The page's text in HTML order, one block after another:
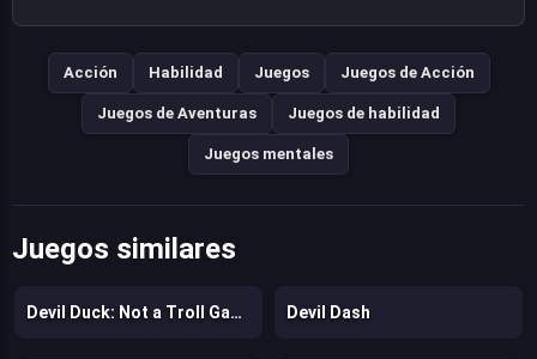
Acción Habilidad Juegos Juegos de Acción
Juegos de Aventuras Juegos de habilidad
Juegos mentales
Juegos similares
Devil Duck: Not a Troll Game Devil Dash